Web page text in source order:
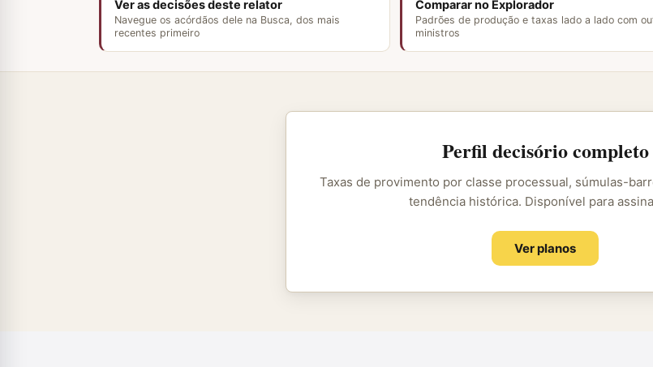
Ver as decisões deste relator
Navegue os acórdãos dele na Busca, dos mais
recentes primeiro
Comparar no Explorador
Padrões de produção e taxas lado a lado com
ministros
Perfil decisório completo
Taxas de provimento por classe processual, súmulas-
tendência histórica. Disponível para
Ver planos